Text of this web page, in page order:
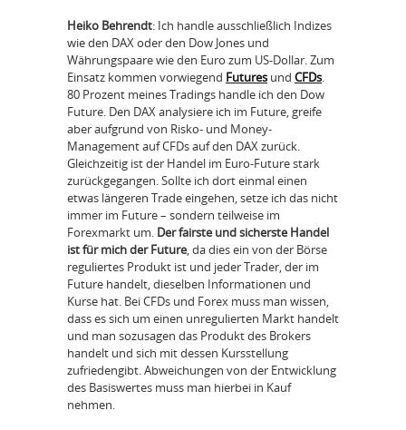
Heiko Behrendt: Ich handle ausschließlich Indizes
wie den DAX oder den Dow Jones und
Währungspaare wie den Euro zum US-Dollar. Zum
Einsatz kommen vorwiegend Futures und CFDs.
80 Prozent meines Tradings handle ich den Dow
Future. Den DAX analysiere ich im Future, greife
aber aufgrund von Risko- und Money-
Management auf CFDs auf den DAX zurück.
Gleichzeitig ist der Handel im Euro-Future stark
zurückgegangen. Sollte ich dort einmal einen
etwas längeren Trade eingehen, setze ich das nicht
immer im Future – sondern teilweise im
Forexmarkt um. Der fairste und sicherste Handel
ist für mich der Future, da dies ein von der Börse
reguliertes Produkt ist und jeder Trader, der im
Future handelt, dieselben Informationen und
Kurse hat. Bei CFDs und Forex muss man wissen,
dass es sich um einen unregulierten Markt handelt
und man sozusagen das Produkt des Brokers
handelt und sich mit dessen Kursstellung
zufriedengibt. Abweichungen von der Entwicklung
des Basiswertes muss man hierbei in Kauf
nehmen.